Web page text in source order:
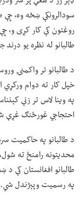
سودالرونکې ښځه وه،
روغتون کې کار کړی و، چې
طالبانو له نظره یو
د طالبانو تر واکمنۍ
خپل کار ته دوام
په وینا لاس تر زنې
احتجاجي غورځنګ غړې
د طالبانو په حاکمیت
محدیتونه رامنځ ته
طالبانو افغانستان کې
په رسمیت وپېژندل شي.